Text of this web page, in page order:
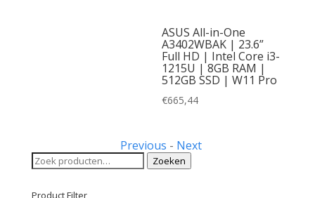
ASUS All-in-One
A3402WBAK | 23.6”
Full HD | Intel Core i3-
1215U | 8GB RAM |
512GB SSD | W11 Pro
€665,44
Previous - Next
Zoeken
naar:
Zoeken
Product Filter